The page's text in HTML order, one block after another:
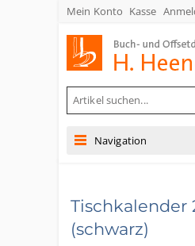
Mein Konto Kasse
Navigation
Tischkalender
(schwarz)